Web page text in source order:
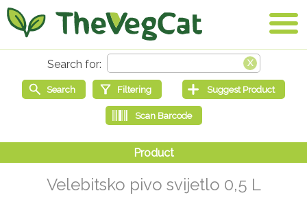
Velebitsko pivo svijetlo 0,5 L